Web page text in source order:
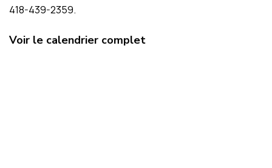
418-439-2359.
Voir le calendrier complet